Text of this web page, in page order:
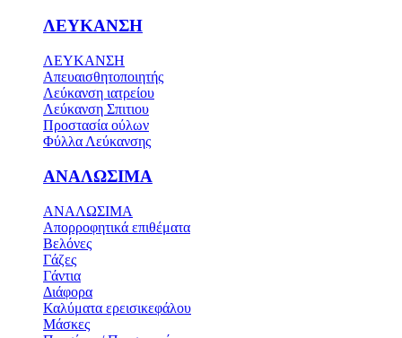
ΛΕΥΚΑΝΣΗ
ΛΕΥΚΑΝΣΗ
Απευαισθητοποιητής
Λεύκανση ιατρείου
Λεύκανση Σπιτιου
Προστασία ούλων
Φύλλα Λεύκανσης
ΑΝΑΛΩΣΙΜΑ
ΑΝΑΛΩΣΙΜΑ
Απορροφητικά επιθέματα
Βελόνες
Γάζες
Γάντια
Διάφορα
Καλύματα ερεισικεφάλου
Μάσκες